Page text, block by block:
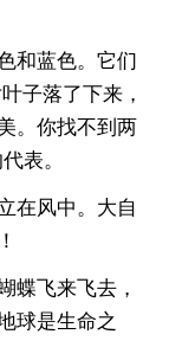
和蓝色。它们
子落了下来，
。你找不到两
表。
在风中。大自
飞来飞去，
球是生命之